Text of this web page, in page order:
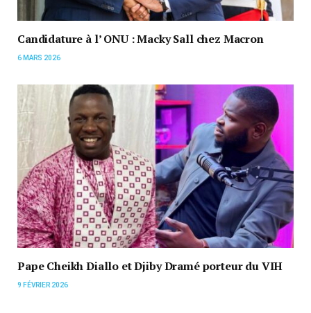
Candidature à l’ ONU : Macky Sall chez Macron
6 MARS 2026
Pape Cheikh Diallo et Djiby Dramé porteur du VIH
9 FÉVRIER 2026